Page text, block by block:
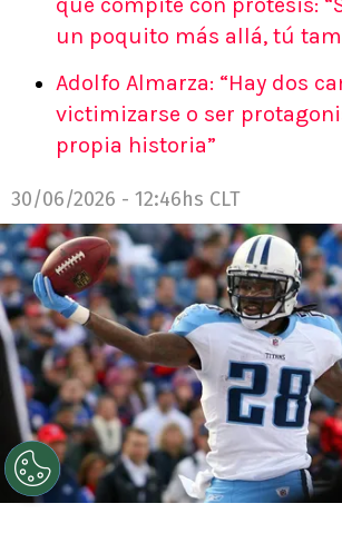
un poquito más allá, tú
Adolfo Almarza: “Hay dos
victimizarse o ser
propia historia”
30/06/2026 - 12:46hs CLT